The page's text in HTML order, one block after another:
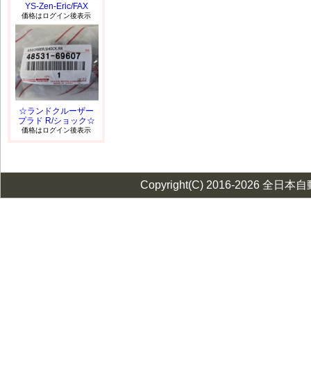
YS-Zen-Eric/FAX
価格はログイン後表示
☆ランドクルーザー
プラド R/ショック☆
価格はログイン後表示
Copyright(C) 2016-2026 全日本